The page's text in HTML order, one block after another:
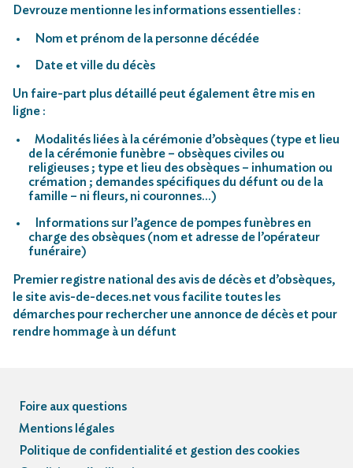
Devrouze mentionne les informations essentielles :
Nom et prénom de la personne décédée
Date et ville du décès
Un faire-part plus détaillé peut également être mis en
ligne :
Modalités liées à la cérémonie d’obsèques (type et lieu
de la cérémonie funèbre – obsèques civiles ou
religieuses ; type et lieu des obsèques – inhumation ou
crémation ; demandes spécifiques du défunt ou de la
famille – ni fleurs, ni couronnes…)
Informations sur l’agence de pompes funèbres en
charge des obsèques (nom et adresse de l’opérateur
funéraire)
Premier registre national des avis de décès et d’obsèques,
le site avis-de-deces.net vous facilite toutes les
démarches pour rechercher une annonce de décès et pour
rendre hommage à un défunt
Foire aux questions
Mentions légales
Politique de confidentialité et gestion des cookies